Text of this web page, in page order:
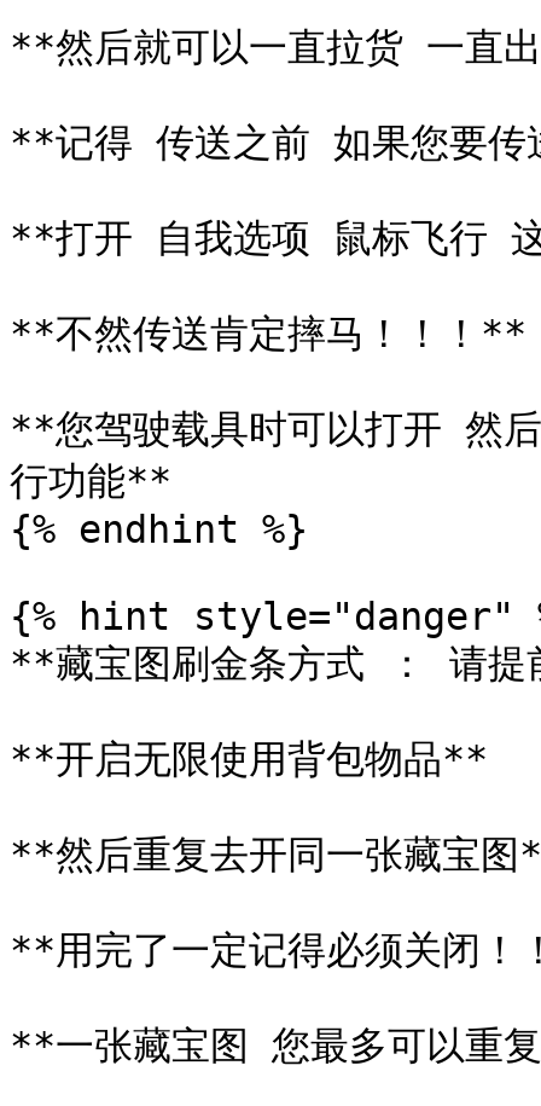
**然后就可以一直拉货 一直
**记得 传送之前 如果您要传
**打开 自我选项 鼠标飞行
**不然传送肯定摔马！！！**
**您驾驶载具时可以打开 然
行功能**
{% endhint %}
{% hint style="danger"
**藏宝图刷金条方式 ： 请
**开启无限使用背包物品**
**然后重复去开同一张藏宝
**用完了一定记得必须关闭！
**一张藏宝图 您最多可以重